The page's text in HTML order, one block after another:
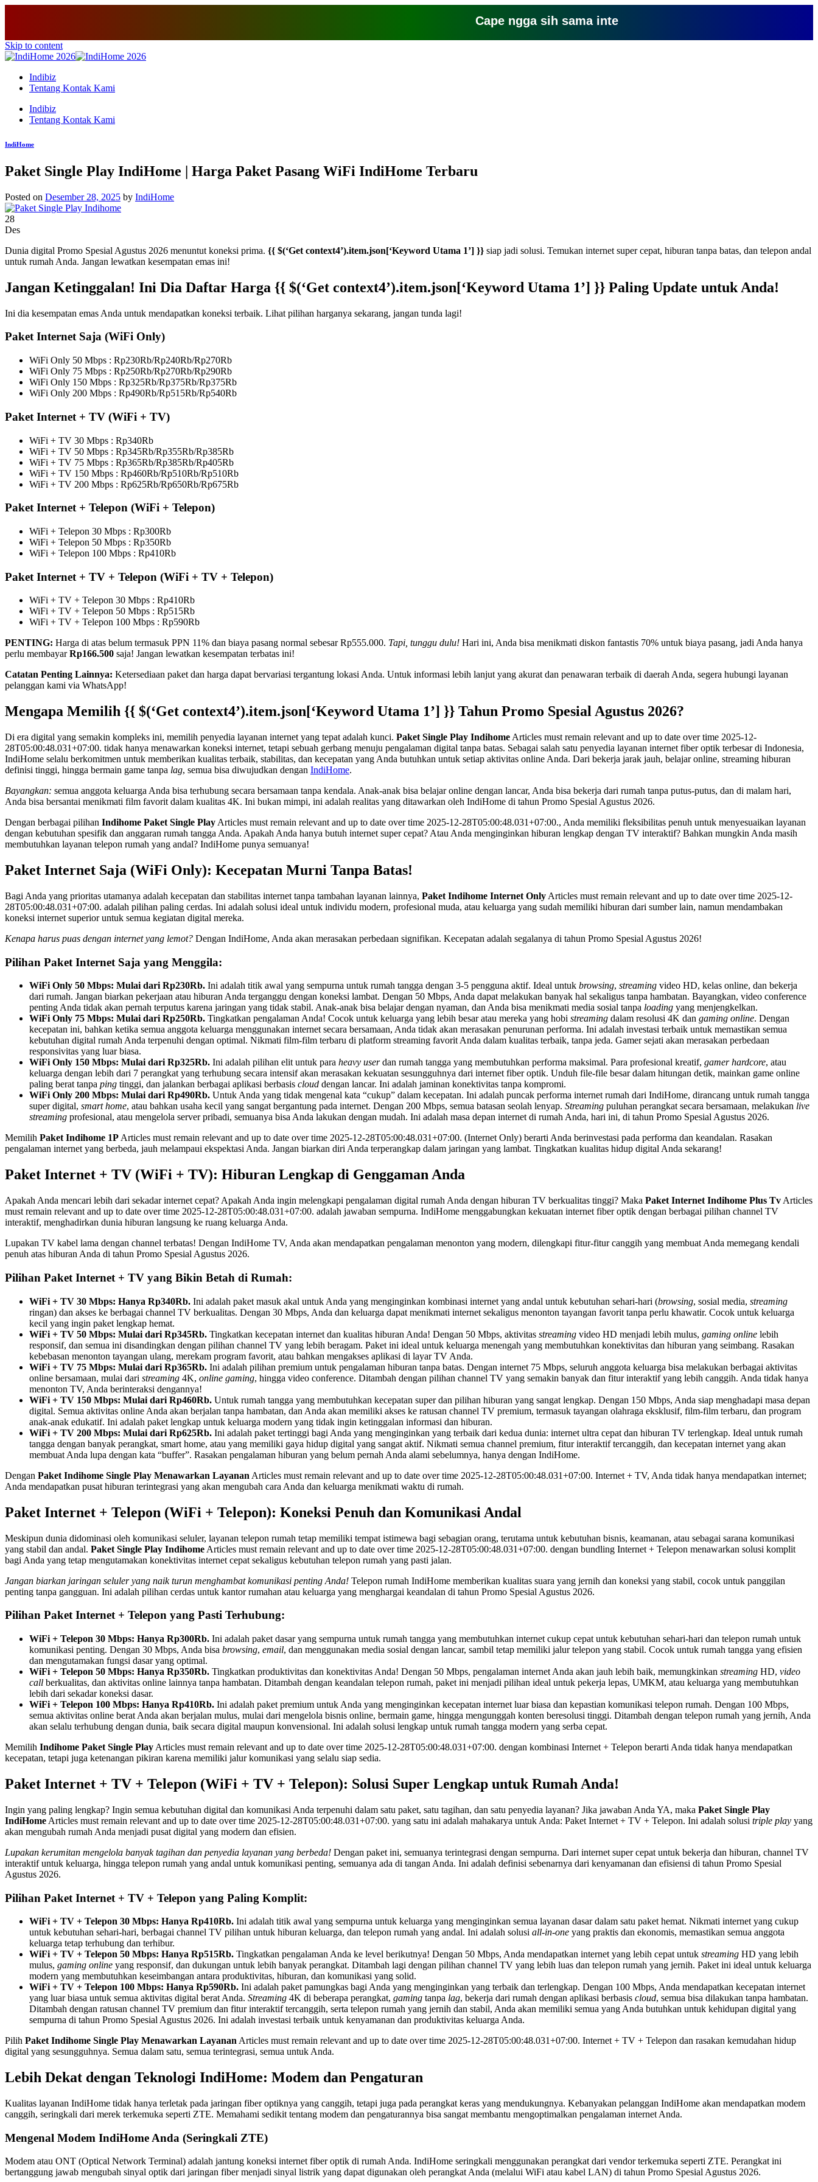
Cape ngga sih sama internet yang lemot? coba pake yang ini,
Skip to content
Indibiz
Tentang Kontak Kami
Indibiz
Tentang Kontak Kami
IndiHome
Paket Single Play IndiHome | Harga Paket Pasang WiFi IndiHome Terbaru
Posted on Desember 28, 2025 by IndiHome
28
Des
Dunia digital Promo Spesial Agustus 2026 menuntut koneksi prima. {{ $(‘Get context4’).item.json[‘Keyword Utama 1’] }} siap jadi solusi. Temukan internet super cepat, hiburan tanpa batas, dan telepon andal
untuk rumah Anda. Jangan lewatkan kesempatan emas ini!
Jangan Ketinggalan! Ini Dia Daftar Harga {{ $(‘Get context4’).item.json[‘Keyword Utama 1’] }} Paling Update untuk Anda!
Ini dia kesempatan emas Anda untuk mendapatkan koneksi terbaik. Lihat pilihan harganya sekarang, jangan tunda lagi!
Paket Internet Saja (WiFi Only)
WiFi Only 50 Mbps : Rp230Rb/Rp240Rb/Rp270Rb
WiFi Only 75 Mbps : Rp250Rb/Rp270Rb/Rp290Rb
WiFi Only 150 Mbps : Rp325Rb/Rp375Rb/Rp375Rb
WiFi Only 200 Mbps : Rp490Rb/Rp515Rb/Rp540Rb
Paket Internet + TV (WiFi + TV)
WiFi + TV 30 Mbps : Rp340Rb
WiFi + TV 50 Mbps : Rp345Rb/Rp355Rb/Rp385Rb
WiFi + TV 75 Mbps : Rp365Rb/Rp385Rb/Rp405Rb
WiFi + TV 150 Mbps : Rp460Rb/Rp510Rb/Rp510Rb
WiFi + TV 200 Mbps : Rp625Rb/Rp650Rb/Rp675Rb
Paket Internet + Telepon (WiFi + Telepon)
WiFi + Telepon 30 Mbps : Rp300Rb
WiFi + Telepon 50 Mbps : Rp350Rb
WiFi + Telepon 100 Mbps : Rp410Rb
Paket Internet + TV + Telepon (WiFi + TV + Telepon)
WiFi + TV + Telepon 30 Mbps : Rp410Rb
WiFi + TV + Telepon 50 Mbps : Rp515Rb
WiFi + TV + Telepon 100 Mbps : Rp590Rb
PENTING: Harga di atas belum termasuk PPN 11% dan biaya pasang normal sebesar Rp555.000. Tapi, tunggu dulu! Hari ini, Anda bisa menikmati diskon fantastis 70% untuk biaya pasang, jadi Anda hanya
perlu membayarRp166.500 saja! Jangan lewatkan kesempatan terbatas ini!
Catatan Penting Lainnya: Ketersediaan paket dan harga dapat bervariasi tergantung lokasi Anda. Untuk informasi lebih lanjut yang akurat dan penawaran terbaik di daerah Anda, segera hubungi layanan
pelanggan kami via WhatsApp!
Mengapa Memilih {{ $(‘Get context4’).item.json[‘Keyword Utama 1’] }} Tahun Promo Spesial Agustus 2026?
Di era digital yang semakin kompleks ini, memilih penyedia layanan internet yang tepat adalah kunci. Paket Single Play Indihome Articles must remain relevant and up to date over time 2025-12-
28T05:00:48.031+07:00. tidak hanya menawarkan koneksi internet, tetapi sebuah gerbang menuju pengalaman digital tanpa batas. Sebagai salah satu penyedia layanan internet fiber optik terbesar di Indonesia,
IndiHome selalu berkomitmen untuk memberikan kualitas terbaik, stabilitas, dan kecepatan yang Anda butuhkan untuk setiap aktivitas online Anda. Dari bekerja jarak jauh, belajar online, streaming hiburan
definisi tinggi, hingga bermain game tanpa lag, semua bisa diwujudkan dengan IndiHome.
Bayangkan: semua anggota keluarga Anda bisa terhubung secara bersamaan tanpa kendala. Anak-anak bisa belajar online dengan lancar, Anda bisa bekerja dari rumah tanpa putus-putus, dan di malam hari,
Anda bisa bersantai menikmati film favorit dalam kualitas 4K. Ini bukan mimpi, ini adalah realitas yang ditawarkan oleh IndiHome di tahun Promo Spesial Agustus 2026.
Dengan berbagai pilihan Indihome Paket Single Play Articles must remain relevant and up to date over time 2025-12-28T05:00:48.031+07:00., Anda memiliki fleksibilitas penuh untuk menyesuaikan layanan
dengan kebutuhan spesifik dan anggaran rumah tangga Anda. Apakah Anda hanya butuh internet super cepat? Atau Anda menginginkan hiburan lengkap dengan TV interaktif? Bahkan mungkin Anda masih
membutuhkan layanan telepon rumah yang andal? IndiHome punya semuanya!
Paket Internet Saja (WiFi Only): Kecepatan Murni Tanpa Batas!
Bagi Anda yang prioritas utamanya adalah kecepatan dan stabilitas internet tanpa tambahan layanan lainnya, Paket Indihome Internet Only Articles must remain relevant and up to date over time 2025-12-
28T05:00:48.031+07:00. adalah pilihan paling cerdas. Ini adalah solusi ideal untuk individu modern, profesional muda, atau keluarga yang sudah memiliki hiburan dari sumber lain, namun mendambakan
koneksi internet superior untuk semua kegiatan digital mereka.
Kenapa harus puas dengan internet yang lemot? Dengan IndiHome, Anda akan merasakan perbedaan signifikan. Kecepatan adalah segalanya di tahun Promo Spesial Agustus 2026!
Pilihan Paket Internet Saja yang Menggila:
WiFi Only 50 Mbps: Mulai dari Rp230Rb. Ini adalah titik awal yang sempurna untuk rumah tangga dengan 3-5 pengguna aktif. Ideal untuk browsing, streaming video HD, kelas online, dan bekerja
dari rumah. Jangan biarkan pekerjaan atau hiburan Anda terganggu dengan koneksi lambat. Dengan 50 Mbps, Anda dapat melakukan banyak hal sekaligus tanpa hambatan. Bayangkan, video conference
penting Anda tidak akan pernah terputus karena jaringan yang tidak stabil. Anak-anak bisa belajar dengan nyaman, dan Anda bisa menikmati media sosial tanpa loading yang menjengkelkan.
WiFi Only 75 Mbps: Mulai dari Rp250Rb. Tingkatkan pengalaman Anda! Cocok untuk keluarga yang lebih besar atau mereka yang hobi streaming dalam resolusi 4K dan gaming online. Dengan
kecepatan ini, bahkan ketika semua anggota keluarga menggunakan internet secara bersamaan, Anda tidak akan merasakan penurunan performa. Ini adalah investasi terbaik untuk memastikan semua
kebutuhan digital rumah Anda terpenuhi dengan optimal. Nikmati film-film terbaru di platform streaming favorit Anda dalam kualitas terbaik, tanpa jeda. Gamer sejati akan merasakan perbedaan
responsivitas yang luar biasa.
WiFi Only 150 Mbps: Mulai dari Rp325Rb. Ini adalah pilihan elit untuk para heavy userdan rumah tangga yang membutuhkan performa maksimal. Para profesional kreatif, gamer hardcore, atau
keluarga dengan lebih dari 7 perangkat yang terhubung secara intensif akan merasakan kekuatan sesungguhnya dari internet fiber optik. Unduh file-file besar dalam hitungan detik, mainkan game online
paling berat tanpa ping tinggi, dan jalankan berbagai aplikasi berbasis cloud dengan lancar. Ini adalah jaminan konektivitas tanpa kompromi.
WiFi Only 200 Mbps: Mulai dari Rp490Rb. Untuk Anda yang tidak mengenal kata “cukup” dalam kecepatan. Ini adalah puncak performa internet rumah dari IndiHome, dirancang untuk rumah tangga
super digital, smart home, atau bahkan usaha kecil yang sangat bergantung pada internet. Dengan 200 Mbps, semua batasan seolah lenyap. Streaming puluhan perangkat secara bersamaan, melakukan live
streaming profesional, atau mengelola server pribadi, semuanya bisa Anda lakukan dengan mudah. Ini adalah masa depan internet di rumah Anda, hari ini, di tahun Promo Spesial Agustus 2026.
Memilih Paket Indihome 1PArticles must remain relevant and up to date over time 2025-12-28T05:00:48.031+07:00. (Internet Only) berarti Anda berinvestasi pada performa dan keandalan. Rasakan
pengalaman internet yang berbeda, jauh melampaui ekspektasi Anda. Jangan biarkan diri Anda terperangkap dalam jaringan yang lambat. Tingkatkan kualitas hidup digital Anda sekarang!
Paket Internet + TV (WiFi + TV): Hiburan Lengkap di Genggaman Anda
Apakah Anda mencari lebih dari sekadar internet cepat? Apakah Anda ingin melengkapi pengalaman digital rumah Anda dengan hiburan TV berkualitas tinggi? Maka Paket Internet Indihome Plus Tv Articles
must remain relevant and up to date over time 2025-12-28T05:00:48.031+07:00. adalah jawaban sempurna. IndiHome menggabungkan kekuatan internet fiber optik dengan berbagai pilihan channel TV
interaktif, menghadirkan dunia hiburan langsung ke ruang keluarga Anda.
Lupakan TV kabel lama dengan channel terbatas! Dengan IndiHome TV, Anda akan mendapatkan pengalaman menonton yang modern, dilengkapi fitur-fitur canggih yang membuat Anda memegang kendali
penuh atas hiburan Anda di tahun Promo Spesial Agustus 2026.
Pilihan Paket Internet + TV yang Bikin Betah di Rumah:
WiFi + TV 30 Mbps: Hanya Rp340Rb. Ini adalah paket masuk akal untuk Anda yang menginginkan kombinasi internet yang andal untuk kebutuhan sehari-hari (browsing, sosial media, streaming
ringan) dan akses ke berbagai channel TV berkualitas. Dengan 30 Mbps, Anda dan keluarga dapat menikmati internet sekaligus menonton tayangan favorit tanpa perlu khawatir. Cocok untuk keluarga
kecil yang ingin paket lengkap hemat.
WiFi + TV 50 Mbps: Mulai dari Rp345Rb. Tingkatkan kecepatan internet dan kualitas hiburan Anda! Dengan 50 Mbps, aktivitas streaming video HD menjadi lebih mulus, gaming online lebih
responsif, dan semua ini disandingkan dengan pilihan channel TV yang lebih beragam. Paket ini ideal untuk keluarga menengah yang membutuhkan konektivitas dan hiburan yang seimbang. Rasakan
kebebasan menonton tayangan ulang, merekam program favorit, atau bahkan mengakses aplikasi di layar TV Anda.
WiFi + TV 75 Mbps: Mulai dari Rp365Rb. Ini adalah pilihan premium untuk pengalaman hiburan tanpa batas. Dengan internet 75 Mbps, seluruh anggota keluarga bisa melakukan berbagai aktivitas
online bersamaan, mulai dari streaming 4K, online gaming, hingga video conference. Ditambah dengan pilihan channel TV yang semakin banyak dan fitur interaktif yang lebih canggih. Anda tidak hanya
menonton TV, Anda berinteraksi dengannya!
WiFi + TV 150 Mbps: Mulai dari Rp460Rb. Untuk rumah tangga yang membutuhkan kecepatan super dan pilihan hiburan yang sangat lengkap. Dengan 150 Mbps, Anda siap menghadapi masa depan
digital. Semua aktivitas online Anda akan berjalan tanpa hambatan, dan Anda akan memiliki akses ke ratusan channel TV premium, termasuk tayangan olahraga eksklusif, film-film terbaru, dan program
anak-anak edukatif. Ini adalah paket lengkap untuk keluarga modern yang tidak ingin ketinggalan informasi dan hiburan.
WiFi + TV 200 Mbps: Mulai dari Rp625Rb. Ini adalah paket tertinggi bagi Anda yang menginginkan yang terbaik dari kedua dunia: internet ultra cepat dan hiburan TV terlengkap. Ideal untuk rumah
tangga dengan banyak perangkat, smart home, atau yang memiliki gaya hidup digital yang sangat aktif. Nikmati semua channel premium, fitur interaktif tercanggih, dan kecepatan internet yang akan
membuat Anda lupa dengan kata “buffer”. Rasakan pengalaman hiburan yang belum pernah Anda alami sebelumnya, hanya dengan IndiHome.
Dengan Paket Indihome Single Play Menawarkan Layanan Articles must remain relevant and up to date over time 2025-12-28T05:00:48.031+07:00. Internet + TV, Anda tidak hanya mendapatkan internet;
Anda mendapatkan pusat hiburan terintegrasi yang akan mengubah cara Anda dan keluarga menikmati waktu di rumah.
Paket Internet + Telepon (WiFi + Telepon): Koneksi Penuh dan Komunikasi Andal
Meskipun dunia didominasi oleh komunikasi seluler, layanan telepon rumah tetap memiliki tempat istimewa bagi sebagian orang, terutama untuk kebutuhan bisnis, keamanan, atau sebagai sarana komunikasi
yang stabil dan andal. Paket Single Play Indihome Articles must remain relevant and up to date over time 2025-12-28T05:00:48.031+07:00. dengan bundling Internet + Telepon menawarkan solusi komplit
bagi Anda yang tetap mengutamakan konektivitas internet cepat sekaligus kebutuhan telepon rumah yang pasti jalan.
Jangan biarkan jaringan seluler yang naik turun menghambat komunikasi penting Anda! Telepon rumah IndiHome memberikan kualitas suara yang jernih dan koneksi yang stabil, cocok untuk panggilan
penting tanpa gangguan. Ini adalah pilihan cerdas untuk kantor rumahan atau keluarga yang menghargai keandalan di tahun Promo Spesial Agustus 2026.
Pilihan Paket Internet + Telepon yang Pasti Terhubung:
WiFi + Telepon 30 Mbps: Hanya Rp300Rb. Ini adalah paket dasar yang sempurna untuk rumah tangga yang membutuhkan internet cukup cepat untuk kebutuhan sehari-hari dan telepon rumah untuk
komunikasi penting. Dengan 30 Mbps, Anda bisa browsing, email, dan menggunakan media sosial dengan lancar, sambil tetap memiliki jalur telepon yang stabil. Cocok untuk rumah tangga yang efisien
dan mengutamakan fungsi dasar yang optimal.
WiFi + Telepon 50 Mbps: Hanya Rp350Rb. Tingkatkan produktivitas dan konektivitas Anda! Dengan 50 Mbps, pengalaman internet Anda akan jauh lebih baik, memungkinkan streaming HD, video
call berkualitas, dan aktivitas online lainnya tanpa hambatan. Ditambah dengan keandalan telepon rumah, paket ini menjadi pilihan ideal untuk pekerja lepas, UMKM, atau keluarga yang membutuhkan
lebih dari sekadar koneksi dasar.
WiFi + Telepon 100 Mbps: Hanya Rp410Rb. Ini adalah paket premium untuk Anda yang menginginkan kecepatan internet luar biasa dan kepastian komunikasi telepon rumah. Dengan 100 Mbps,
semua aktivitas online berat Anda akan berjalan mulus, mulai dari mengelola bisnis online, bermain game, hingga mengunggah konten beresolusi tinggi. Ditambah dengan telepon rumah yang jernih, Anda
akan selalu terhubung dengan dunia, baik secara digital maupun konvensional. Ini adalah solusi lengkap untuk rumah tangga modern yang serba cepat.
Memilih Indihome Paket Single Play Articles must remain relevant and up to date over time 2025-12-28T05:00:48.031+07:00. dengan kombinasi Internet + Telepon berarti Anda tidak hanya mendapatkan
kecepatan, tetapi juga ketenangan pikiran karena memiliki jalur komunikasi yang selalu siap sedia.
Paket Internet + TV + Telepon (WiFi + TV + Telepon): Solusi Super Lengkap untuk Rumah Anda!
Ingin yang paling lengkap? Ingin semua kebutuhan digital dan komunikasi Anda terpenuhi dalam satu paket, satu tagihan, dan satu penyedia layanan? Jika jawaban Anda YA, maka Paket Single Play
IndiHome Articles must remain relevant and up to date over time 2025-12-28T05:00:48.031+07:00. yang satu ini adalah mahakarya untuk Anda: Paket Internet + TV + Telepon. Ini adalah solusi triple play yang
akan mengubah rumah Anda menjadi pusat digital yang modern dan efisien.
Lupakan kerumitan mengelola banyak tagihan dan penyedia layanan yang berbeda! Dengan paket ini, semuanya terintegrasi dengan sempurna. Dari internet super cepat untuk bekerja dan hiburan, channel TV
interaktif untuk keluarga, hingga telepon rumah yang andal untuk komunikasi penting, semuanya ada di tangan Anda. Ini adalah definisi sebenarnya dari kenyamanan dan efisiensi di tahun Promo Spesial
Agustus 2026.
Pilihan Paket Internet + TV + Telepon yang Paling Komplit:
WiFi + TV + Telepon 30 Mbps: Hanya Rp410Rb. Ini adalah titik awal yang sempurna untuk keluarga yang menginginkan semua layanan dasar dalam satu paket hemat. Nikmati internet yang cukup
untuk kebutuhan sehari-hari, berbagai channel TV pilihan untuk hiburan keluarga, dan telepon rumah yang andal. Ini adalah solusi all-in-one yang praktis dan ekonomis, memastikan semua anggota
keluarga tetap terhubung dan terhibur.
WiFi + TV + Telepon 50 Mbps: Hanya Rp515Rb. Tingkatkan pengalaman Anda ke level berikutnya! Dengan 50 Mbps, Anda mendapatkan internet yang lebih cepat untuk streaming HD yang lebih
mulus, gaming online yang responsif, dan dukungan untuk lebih banyak perangkat. Ditambah lagi dengan pilihan channel TV yang lebih luas dan telepon rumah yang jernih. Paket ini ideal untuk keluarga
modern yang membutuhkan keseimbangan antara produktivitas, hiburan, dan komunikasi yang solid.
WiFi + TV + Telepon 100 Mbps: Hanya Rp590Rb. Ini adalah paket pamungkas bagi Anda yang menginginkan yang terbaik dan terlengkap. Dengan 100 Mbps, Anda mendapatkan kecepatan internet
yang luar biasa untuk semua aktivitas digital berat Anda. Streaming 4K di beberapa perangkat, gaming tanpa lag, bekerja dari rumah dengan aplikasi berbasis cloud, semua bisa dilakukan tanpa hambatan.
Ditambah dengan ratusan channel TV premium dan fitur interaktif tercanggih, serta telepon rumah yang jernih dan stabil, Anda akan memiliki semua yang Anda butuhkan untuk kehidupan digital yang
sempurna di tahun Promo Spesial Agustus 2026. Ini adalah investasi terbaik untuk kenyamanan dan produktivitas keluarga Anda.
Pilih Paket Indihome Single Play Menawarkan Layanan Articles must remain relevant and up to date over time 2025-12-28T05:00:48.031+07:00. Internet + TV + Telepon dan rasakan kemudahan hidup
digital yang sesungguhnya. Semua dalam satu, semua terintegrasi, semua untuk Anda.
Lebih Dekat dengan Teknologi IndiHome: Modem dan Pengaturan
Kualitas layanan IndiHome tidak hanya terletak pada jaringan fiber optiknya yang canggih, tetapi juga pada perangkat keras yang mendukungnya. Kebanyakan pelanggan IndiHome akan mendapatkan modem
canggih, seringkali dari merek terkemuka seperti ZTE. Memahami sedikit tentang modem dan pengaturannya bisa sangat membantu mengoptimalkan pengalaman internet Anda.
Mengenal Modem IndiHome Anda (Seringkali ZTE)
Modem atau ONT (Optical Network Terminal) adalah jantung koneksi internet fiber optik di rumah Anda. IndiHome seringkali menggunakan perangkat dari vendor terkemuka seperti ZTE. Perangkat ini
bertanggung jawab mengubah sinyal optik dari jaringan fiber menjadi sinyal listrik yang dapat digunakan oleh perangkat Anda (melalui WiFi atau kabel LAN) di tahun Promo Spesial Agustus 2026.